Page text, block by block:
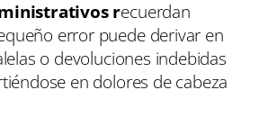
recuerdan
error puede derivar en
o devoluciones indebidas
en dolores de cabeza